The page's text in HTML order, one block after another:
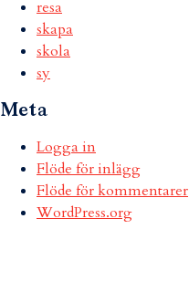
resa
skapa
skola
sy
Meta
Logga in
Flöde för inlägg
Flöde för kommentarer
WordPress.org